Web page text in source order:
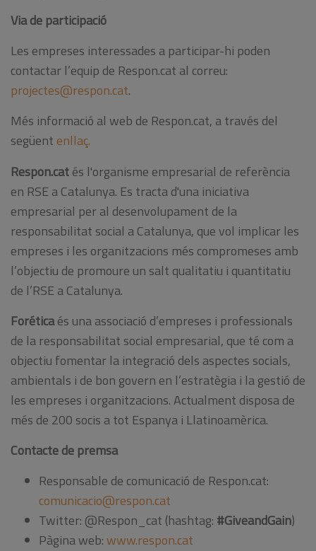
Via de participació
Les empreses interessades a participar-hi poden
contactar l’equip de Respon.cat al correu:
projectes@respon.cat.
Més informació al web de Respon.cat, a través del
següentenllaç.
Respon.catés l'organisme empresarial de referència
en RSE a Catalunya. Es tracta d'una iniciativa
empresarial per al desenvolupament de la
responsabilitat social a Catalunya, que vol implicar les
empreses i les organitzacions més compromeses amb
l’objectiu de promoure un salt qualitatiu i quantitatiu
de l’RSE a Catalunya.
Foréticaés una associació d’empreses i professionals
de la responsabilitat social empresarial, que té com a
objectiu fomentar la integració dels aspectes socials,
ambientals i de bon govern en l’estratègia i la gestió de
les empreses i organitzacions. Actualment disposa de
més de 200 socis a tot Espanya i Llatinoamèrica.
Contacte de premsa
Responsable de comunicació de Respon.cat:
comunicacio@respon.cat
Twitter: @Respon_cat (hashtag: #GiveandGain)
Pàgina web:www.respon.cat